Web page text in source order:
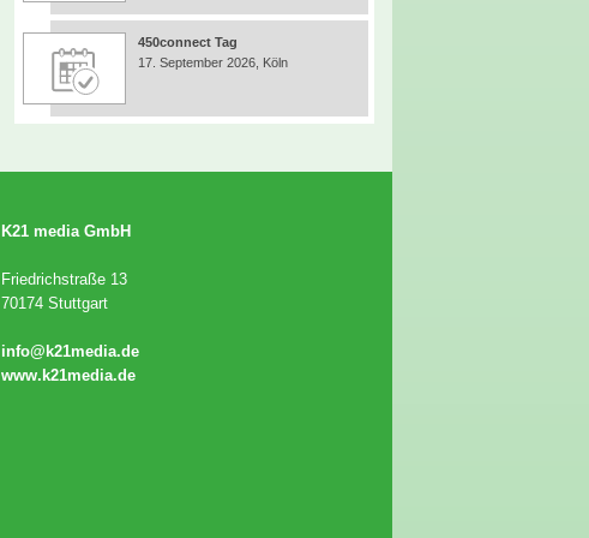
450connect Tag
17. September 2026, Köln
K21 media GmbH
Friedrichstraße 13
70174 Stuttgart
info@k21media.de
www.k21media.de